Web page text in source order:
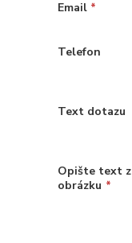
Email *
Telefon
Text dotazu
Opište text z
obrázku *